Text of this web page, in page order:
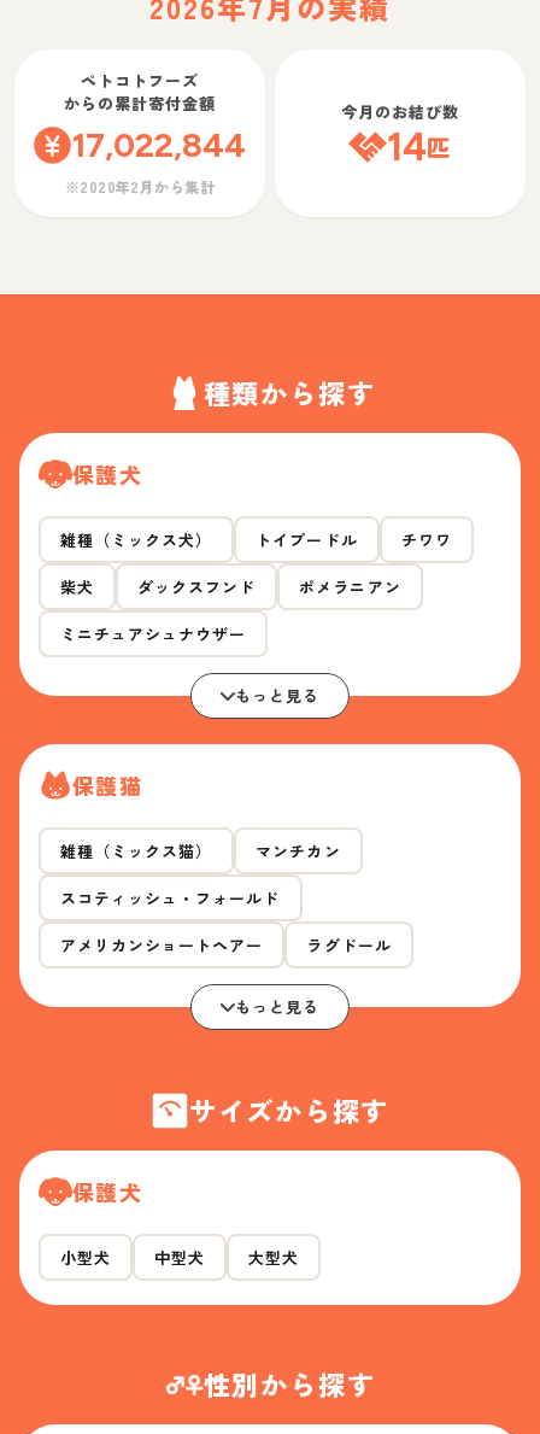
ペトコトフーズ
からの累計寄付金額
17,022,844
※2020年2月から集計
今月のお結び数
14匹
種類から探す
保護犬
雑種（ミックス犬） トイプードル チワワ
柴犬 ダックスフンド ポメラニアン
ミニチュアシュナウザー
もっと見る
保護猫
雑種（ミックス猫） マンチカン
スコティッシュ・フォールド
アメリカンショートヘアー ラグドール
もっと見る
サイズから探す
保護犬
小型犬 中型犬 大型犬
性別から探す